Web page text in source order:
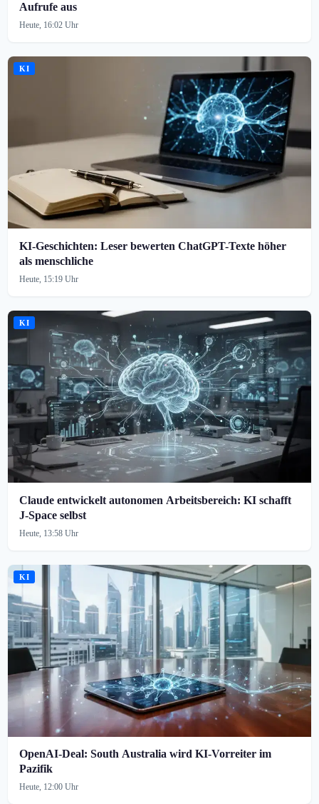
Aufrufe aus
Heute, 16:02 Uhr
KI
KI-Geschichten: Leser bewerten ChatGPT-Texte höher
als menschliche
Heute, 15:19 Uhr
KI
Claude entwickelt autonomen Arbeitsbereich: KI schafft
J-Space selbst
Heute, 13:58 Uhr
KI
OpenAI-Deal: South Australia wird KI-Vorreiter im
Pazifik
Heute, 12:00 Uhr